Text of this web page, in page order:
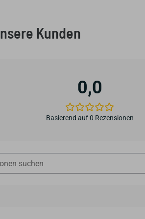
Kunden
0,0
Basierend auf 0 Rezensionen